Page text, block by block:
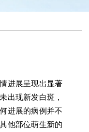
进展呈现出显著
出现新发白斑，
进展的病例并不
他部位萌生新的